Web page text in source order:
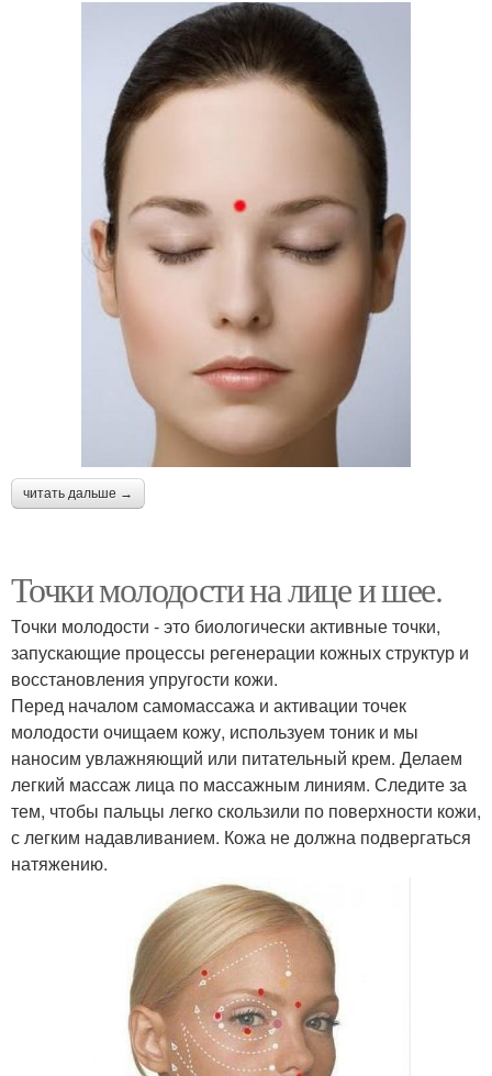
читать дальше →
Точки молодости на лице и шее.
Точки молодости - это биологически активные точки,
запускающие процессы регенерации кожных структур и
восстановления упругости кожи.
Перед началом самомассажа и активации точек
молодости очищаем кожу, используем тоник и мы
наносим увлажняющий или питательный крем. Делаем
легкий массаж лица по массажным линиям. Следите за
тем, чтобы пальцы легко скользили по поверхности кожи,
с легким надавливанием. Кожа не должна подвергаться
натяжению.